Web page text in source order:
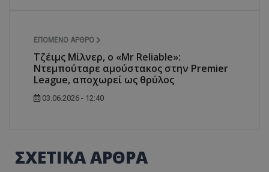
ΕΠΌΜΕΝΟ ΆΡΘΡΟ
Τζέιμς Μίλνερ, ο «Mr Reliable»:
Ντεμπούταρε αμούστακος στην Premier
League, αποχωρεί ως θρύλος
03.06.2026 - 12:40
ΣΧΕΤΙΚΑ ΑΡΘΡΑ